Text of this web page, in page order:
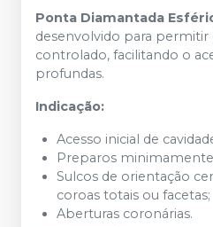
Ponta Diamantada
desenvolvido para
controlado, facilitando o
profundas.
Indicação:
Acesso inicial de
Preparos minimamente
Sulcos de orientação
coroas totais ou facetas;
Aberturas coronárias.